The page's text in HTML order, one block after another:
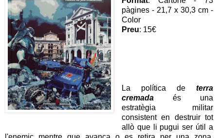
pàgines - 21,7 x 30,3 cm -
Color
Preu: 15€
La política de terra
cremada és una
estratègia militar
consistent en destruir tot
allò que li pugui ser útil a